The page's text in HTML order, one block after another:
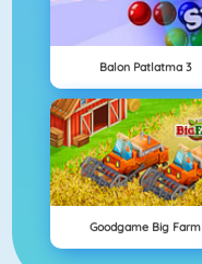
Balon Patlatma 3
Goodgame Big Farm